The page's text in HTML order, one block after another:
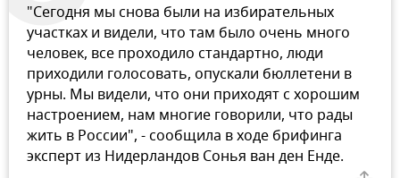
"Сегодня мы снова были на избирательных
участках и видели, что там было очень много
человек, все проходило стандартно, люди
приходили голосовать, опускали бюллетени в
урны. Мы видели, что они приходят с хорошим
настроением, нам многие говорили, что рады
жить в России", - сообщила в ходе брифинга
эксперт из Нидерландов Сонья ван ден Енде.